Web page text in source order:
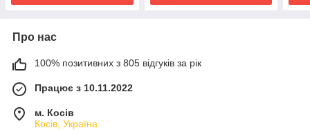
Про нас
100% позитивних з 805 відгуків за рік
Працює з 10.11.2022
м. Косів
Косів, Україна